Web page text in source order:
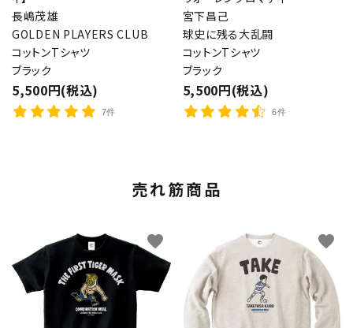
長嶋茂雄
GOLDEN PLAYERS CLUB
コットンTシャツ
ブラック
5,500円(税込)
7件
宮下昌己
球史に残る大乱闘
コットンTシャツ
ブラック
5,500円(税込)
6件
売れ筋商品
favorite favorite